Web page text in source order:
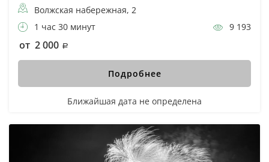
Волжская набережная, 2
1 час 30 минут
9 193
от 2 000
Подробнее
Ближайшая дата не определена